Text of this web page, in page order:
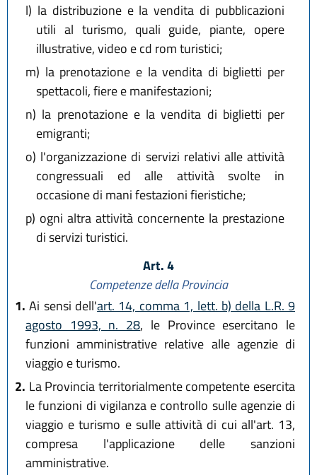
l) la distribuzione e la vendita di pubblicazioni
utili al turismo, quali guide, piante, opere
illustrative, video e cd rom turistici;
m) la prenotazione e la vendita di biglietti per
spettacoli, fiere e manifestazioni;
n) la prenotazione e la vendita di biglietti per
emigranti;
o) l'organizzazione di servizi relativi alle attività
congressuali ed alle attività svolte in
occasione di mani festazioni fieristiche;
p) ogni altra attività concernente la prestazione
di servizi turistici.
Art. 4
Competenze della Provincia
1. Ai sensi dell'art. 14, comma 1, lett. b) della L.R. 9
agosto 1993, n. 28, le Province esercitano le
funzioni amministrative relative alle agenzie di
viaggio e turismo.
2. La Provincia territorialmente competente esercita
le funzioni di vigilanza e controllo sulle agenzie di
viaggio e turismo e sulle attività di cui all'art. 13,
compresa l'applicazione delle sanzioni
amministrative.